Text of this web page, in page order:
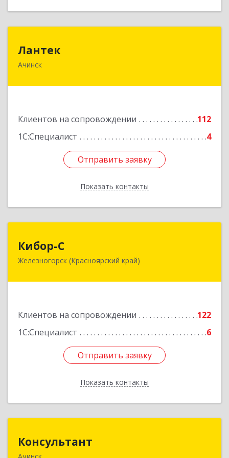
Лантек
Ачинск
Клиентов на сопровождении
112
1С:Специалист
4
Отправить заявку
Показать контакты
Отправить заявку
Назад
Кибор-С
Железногорск (Красноярский край)
Клиентов на сопровождении
122
1С:Специалист
6
Отправить заявку
Показать контакты
662973, Красноярский край, Железногорск г,
Отправить заявку
Назад
Консультант
Ачинск